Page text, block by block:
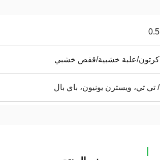
0.5
كرتون/علبة خشبية/قفص خشبي
/ تي تي، ويسترن يونيون، باي بال